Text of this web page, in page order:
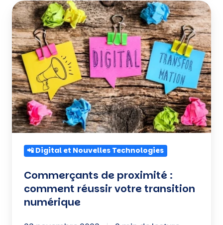
Commerçants
de
proximité
:
comment
réussir
votre
transition
numérique
📲 Digital et Nouvelles Technologies
Commerçants de proximité :
comment réussir votre transition
numérique